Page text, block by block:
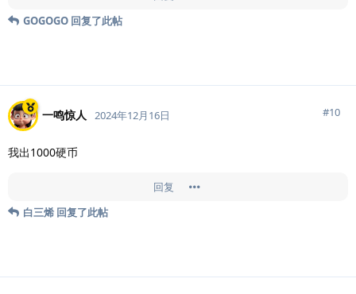
GOGOGO 回复了此帖
一鸣惊人 2024年12月16日 #10
我出1000硬币
回复
白三烯 回复了此帖